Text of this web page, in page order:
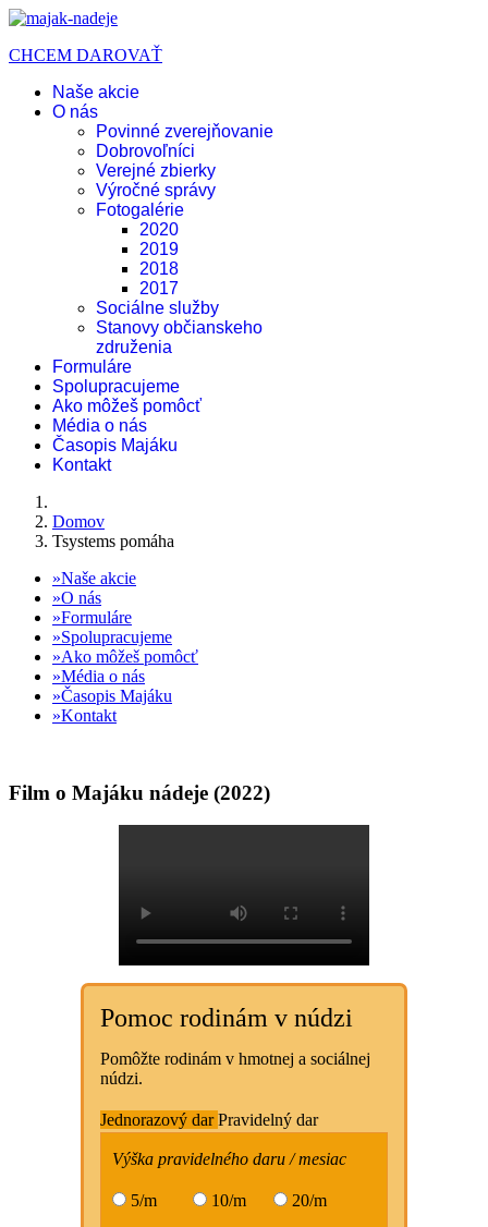
CHCEM DAROVAŤ
Naše akcie
O nás
Povinné zverejňovanie
Dobrovoľníci
Verejné zbierky
Výročné správy
Fotogalérie
2020
2019
2018
2017
Sociálne služby
Stanovy občianskeho
združenia
Formuláre
Spolupracujeme
Ako môžeš pomôcť
Média o nás
Časopis Majáku
Kontakt
Domov
Tsystems pomáha
Naše akcie
O nás
Formuláre
Spolupracujeme
Ako môžeš pomôcť
Média o nás
Časopis Majáku
Kontakt
Film o Majáku nádeje (2022)